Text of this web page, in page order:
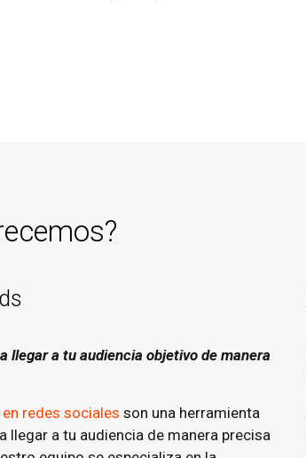
llegar a tu audiencia objetivo de manera
redes sociales son una herramienta
llegar a tu audiencia de manera precisa